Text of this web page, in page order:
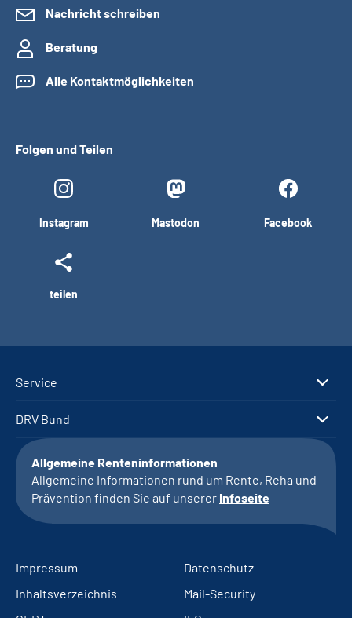
Nachricht schreiben
Beratung
Alle Kontaktmöglichkeiten
Folgen und Teilen
Instagram Mastodon Facebook
teilen
Service
DRV Bund
Allgemeine Renteninformationen
Allgemeine Informationen rund um Rente, Reha und
Prävention finden Sie auf unserer Infoseite
Impressum
Datenschutz
Inhaltsverzeichnis
Mail-Security